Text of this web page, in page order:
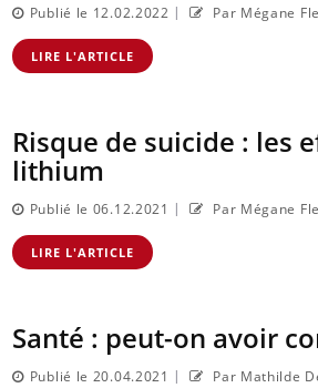
Publié le 12.02.2022 | Par Mégane
LIRE L'ARTICLE
Risque de suicide : les
lithium
Publié le 06.12.2021 | Par Mégane
LIRE L'ARTICLE
Santé : peut-on avoir
Publié le 20.04.2021 | Par Mathilde